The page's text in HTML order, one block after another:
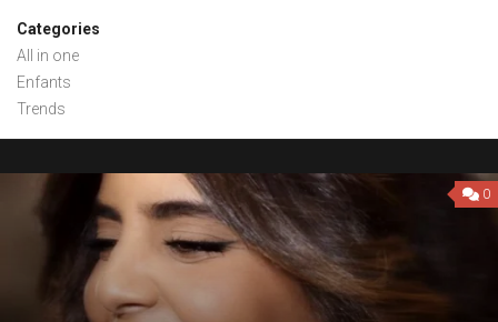
Categories
All in one
Enfants
Trends
0